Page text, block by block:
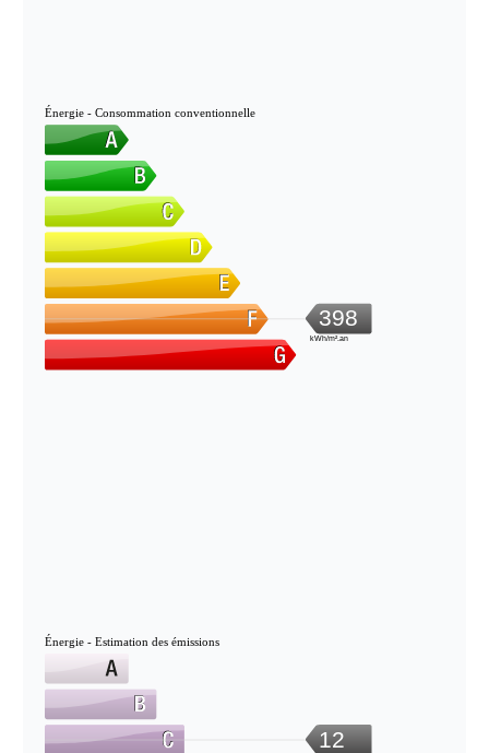
Énergie - Consommation conventionnelle
398
kWh/m².an
Énergie - Estimation des émissions
12